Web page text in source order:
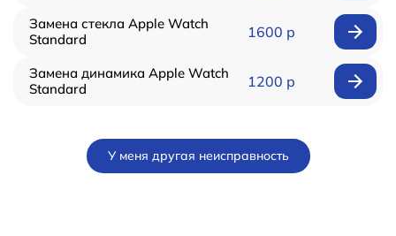
Замена стекла Apple Watch
Standard
1600 р
Замена динамика Apple Watch
Standard
1200 р
У меня другая неисправность